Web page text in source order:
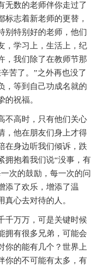
无数的老师伴你走过了
标志着新老师的更替，
别特别好的老师，他们
，学习上，生活上，纪
，我们除了在教师节那
苦了。”之外再也没了
，等到自己功成名就的
祝福。
不高时，只有他们关心
，他在朋友们身上才得
在身边听我们倾诉，跌
拥抱着我们说“没事，有
次的鼓励，每一次的问
添了欢乐，增添了温
心去对待的人。
千万万，可是关键时候
拥有很多兄弟，可能会
你的能有几个？世界上
你的不可能有太多，有